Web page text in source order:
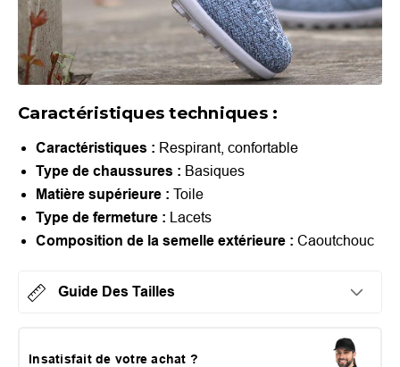
Caractéristiques techniques :
Caractéristiques : Respirant, confortable
Type de chaussures : Basiques
Matière supérieure : Toile
Type de fermeture :
Lacets
Composition de la semelle extérieure : Caoutchouc
Guide Des Tailles
Insatisfait de votre achat ?